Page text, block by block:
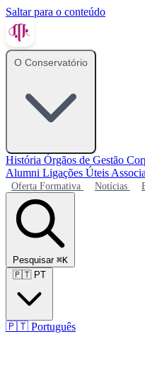
Saltar para o conteúdo
O Conservatório
História Órgãos de Gestão
Alumni Ligações Úteis
Oferta Formativa Notícias
Pesquisar ⌘K
🇵🇹 PT
🇵🇹 Português